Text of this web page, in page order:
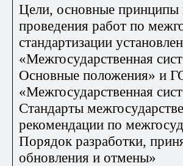
Цели, основные принципы
проведения работ по
стандартизации
«Межгосударственная
Основные положения» и
«Межгосударственная
Стандарты
рекомендации по
Порядок разработки,
обновления и отмены»